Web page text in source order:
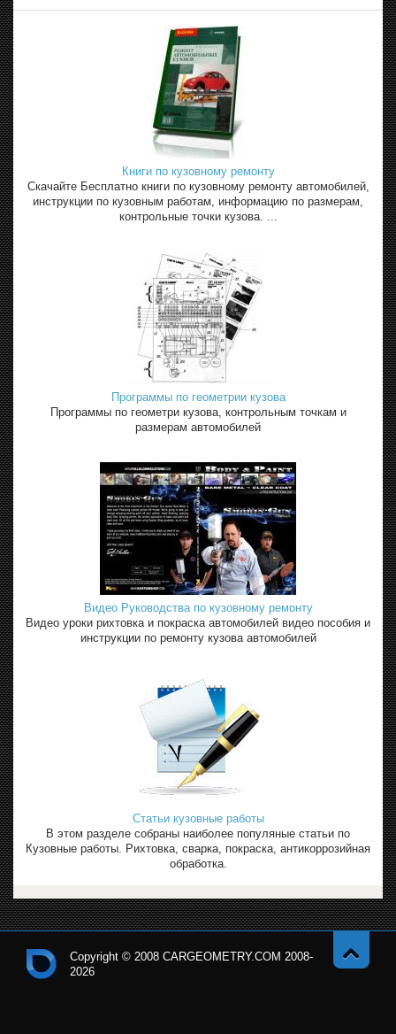
Книги по кузовному ремонту
Скачайте Бесплатно книги по кузовному ремонту автомобилей,
инструкции по кузовным работам, информацию по размерам,
контрольные точки кузова. ...
Программы по геометрии кузова
Программы по геометри кузова, контрольным точкам и
размерам автомобилей
Видео Руководства по кузовному ремонту
Видео уроки рихтовка и покраска автомобилей видео пособия и
инструкции по ремонту кузова автомобилей
Статьи кузовные работы
В этом разделе собраны наиболее популяные статьи по
Кузовные работы. Рихтовка, сварка, покраска, антикоррозийная
обработка.
Copyright © 2008 CARGEOMETRY.COM 2008-
2026